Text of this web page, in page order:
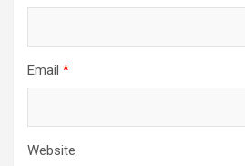
Email *
Website